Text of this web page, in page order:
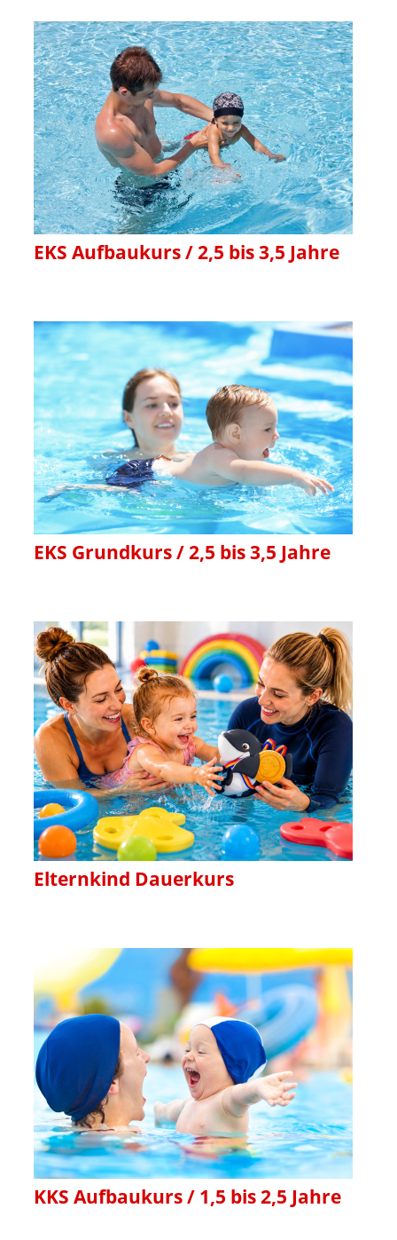
EKS Aufbaukurs / 2,5 bis 3,5 Jahre
EKS Grundkurs / 2,5 bis 3,5 Jahre
Elternkind Dauerkurs
KKS Aufbaukurs / 1,5 bis 2,5 Jahre